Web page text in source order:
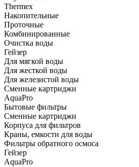
Thermex
Накопительные
Проточные
Комбинированные
Очистка воды
Гейзер
Для мягкой воды
Для жесткой воды
Для железистой воды
Сменные картриджи
AquaPro
Бытовые фильтры
Сменные картриджи
Корпуса для фильтров
Краны, емкости для воды
Фильтры обратного осмоса
Гейзер
AquaPro